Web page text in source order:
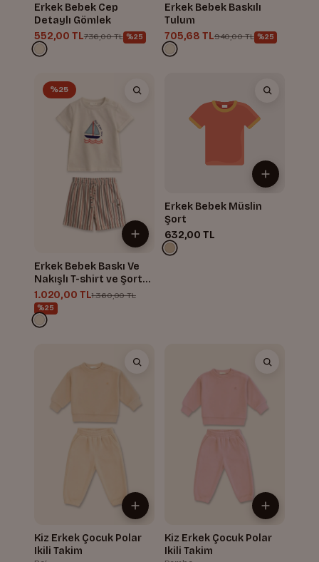
Erkek Bebek Cep
Detaylı Gömlek
552,00 TL736,00 TL %25
Erkek Bebek Baskılı
Tulum
705,68 TL940,00 TL %25
%25
Erkek Bebek Baskı Ve
Nakışlı T-shirt ve Şort
Takım
1.020,00 TL1.360,00 TL
%25
Erkek Bebek Müslin
Şort
632,00 TL
Kiz Erkek Çocuk Polar
Ikili Takim
Kiz Erkek Çocuk Polar
Ikili Takim